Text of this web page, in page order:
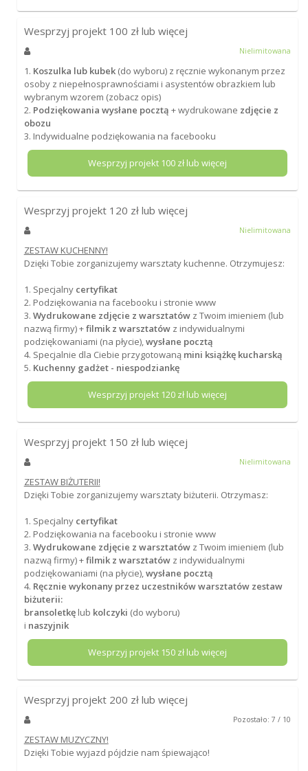
Wesprzyj projekt 100 zł lub więcej
Nielimitowana
1. Koszulka lub kubek(do wyboru) z ręcznie wykonanym przez
osoby z niepełnosprawnościami i asystentów obrazkiem lub
wybranym wzorem (zobacz opis)
2. Podziękowania wysłane pocztą + wydrukowane zdjęcie z
obozu
3. Indywidualne podziękowania na facebooku
Wesprzyj projekt 100zł lub więcej
Wesprzyj projekt 120 zł lub więcej
Nielimitowana
ZESTAW KUCHENNY!
Dzięki Tobie zorganizujemy warsztaty kuchenne. Otrzymujesz:
1. Specjalny certyfikat
2. Podziękowania na facebooku i stronie www
3. Wydrukowane zdjęcie z warsztatówz Twoim imieniem (lub
nazwą firmy) +filmik z warsztatówz indywidualnymi
podziękowaniami (na płycie),wysłane pocztą
4. Specjalnie dla Ciebie przygotowaną mini książkę kucharską
5. Kuchenny gadżet - niespodziankę
Wesprzyj projekt 120zł lub więcej
Wesprzyj projekt 150 zł lub więcej
Nielimitowana
ZESTAW BIŻUTERII!
Dzięki Tobie zorganizujemy warsztaty biżuterii. Otrzymasz:
1. Specjalny certyfikat
2. Podziękowania na facebooku i stronie www
3. Wydrukowane zdjęcie z warsztatówz Twoim imieniem (lub
nazwą firmy) +filmik z warsztatówz indywidualnymi
podziękowaniami (na płycie),wysłane pocztą
4. Ręcznie wykonany przez uczestników warsztatów zestaw
biżuterii:
bransoletkęlub kolczyki (do wyboru)
i naszyjnik
Wesprzyj projekt 150zł lub więcej
Wesprzyj projekt 200 zł lub więcej
Pozostało: 7 / 10
ZESTAW MUZYCZNY!
Dzięki Tobie wyjazd pójdzie nam śpiewająco!